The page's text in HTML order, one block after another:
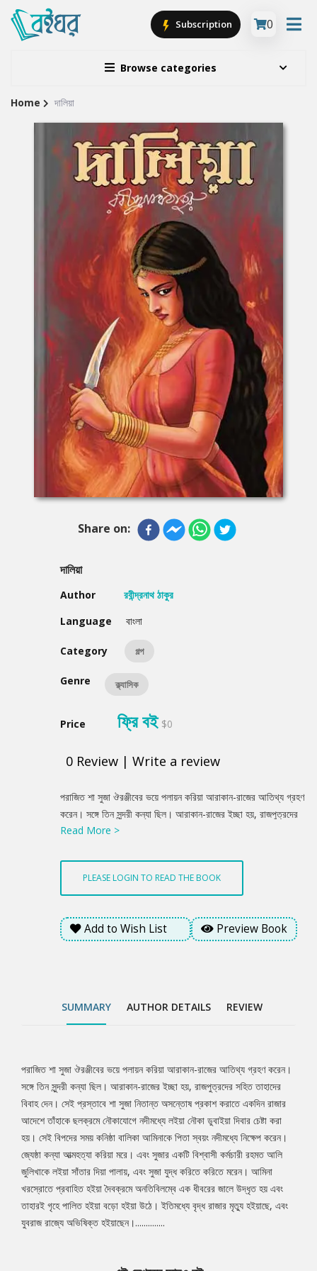
Browse categories
Subscription 0
Site
Breadcrumb
Home দালিয়া
Share on:
দালিয়া
Author
রবীন্দ্রনাথ ঠাকুর
Language
বাংলা
Category গল্প
Genre ক্ল্যাসিক
Price ফ্রি বই $0
0 Review | Write a review
Product
Summery
পরাজিত শা সুজা ঔরঞ্জীবের ভয়ে পলায়ন করিয়া আরাকান-রাজের আতিথ্য গ্রহণ
করেন। সঙ্গে তিন সুন্দরী কন্যা ছিল। আরাকান-রাজের ইচ্ছা হয়, রাজপুত্রদের
সহিত তাহাদের বিবাহ দেন। সেই প্রস্তাবে শা সুজা নিতান্ত অসন্তোষ প্রকাশ
নৌকা ডুবাইয়া দিবার চেষ্টা করা হয়। সেই বিপদের সময় কনিষ্ঠা বালিকা
আমিনাকে পিতা স্বয়ং নদীমধ্যে নিক্ষেপ করেন। জ্যেষ্ঠা কন্যা আত্মহত্যা করিয়া
মরে। এবং সুজার একটি বিশ্বাসী কর্মচারী রহমত আলি জুলিখাকে লইয়া সাঁতার
দিয়া পালায়, এবং সুজা যুদ্ধ করিতে করিতে মরেন। আমিনা খরস্রোতে প্রবাহিত
হইয়া দৈবক্রমে অনতিবিলম্বে এক ধীবরের জালে উদ্ধৃত হয় এবং তাহারই গৃহে
Read More >
PLEASE LOGIN TO READ THE BOOK
Add to Wish List Preview Book
SUMMARY AUTHOR DETAILS REVIEW
Tab
Article
পরাজিত শা সুজা ঔরঞ্জীবের ভয়ে পলায়ন করিয়া আরাকান-রাজের আতিথ্য গ্রহণ করেন।
সঙ্গে তিন সুন্দরী কন্যা ছিল। আরাকান-রাজের ইচ্ছা হয়, রাজপুত্রদের সহিত তাহাদের
বিবাহ দেন। সেই প্রস্তাবে শা সুজা নিতান্ত অসন্তোষ প্রকাশ করাতে একদিন রাজার
আদেশে তাঁহাকে ছলক্রমে নৌকাযোগে নদীমধ্যে লইয়া নৌকা ডুবাইয়া দিবার চেষ্টা করা
হয়। সেই বিপদের সময় কনিষ্ঠা বালিকা আমিনাকে পিতা স্বয়ং নদীমধ্যে নিক্ষেপ করেন।
জ্যেষ্ঠা কন্যা আত্মহত্যা করিয়া মরে। এবং সুজার একটি বিশ্বাসী কর্মচারী রহমত আলি
জুলিখাকে লইয়া সাঁতার দিয়া পালায়, এবং সুজা যুদ্ধ করিতে করিতে মরেন। আমিনা
খরস্রোতে প্রবাহিত হইয়া দৈবক্রমে অনতিবিলম্বে এক ধীবরের জালে উদ্ধৃত হয় এবং
তাহারই গৃহে পালিত হইয়া বড়ো হইয়া উঠে। ইতিমধ্যে বৃদ্ধ রাজার মৃত্যু হইয়াছে, এবং
যুবরাজ রাজ্যে অভিষিক্ত হইয়াছেন।..............